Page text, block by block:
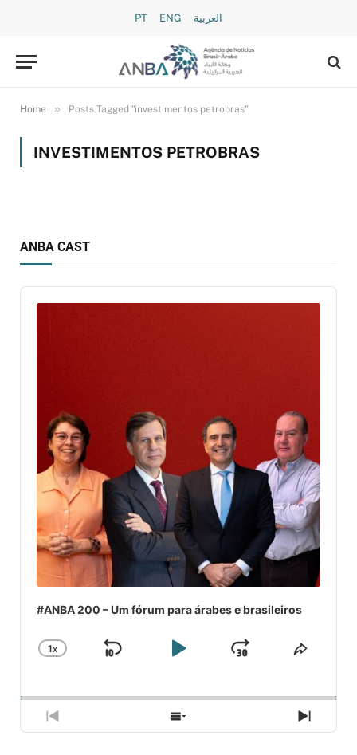
PT ENG العربية
Home » Posts Tagged "investimentos petrobras"
INVESTIMENTOS PETROBRAS
ANBA CAST
Audio
Player
#ANBA 200 – Um fórum para árabes e brasileiros
CHANGE
1X
SKIP
PLAYJUMP
PREVIOUS
EPISODE
SHOW
EPISODES
NEXT